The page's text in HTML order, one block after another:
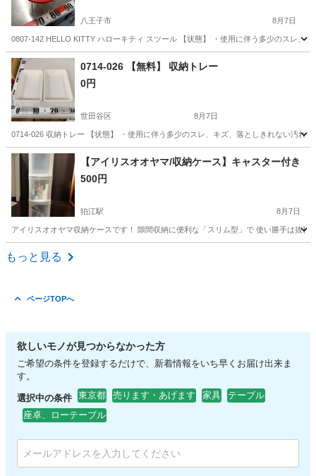
八王子市 8月7日
0807-142 HELLO KITTY ハローキティ スツール 【状態】 ・使用に伴う多少のスレ、
東京 八王子市 KITTY
0714-026 【無料】 収納トレー
0円
世田谷区 8月7日
0714-026 収納トレー 【状態】 ・使用に伴う多少のスレ、キズ、落としきれない汚
東京 世田谷区 収納家具 現地
【アイリスオオヤマ/収納ケース】キャスター付き
500円
狛江駅 8月7日
アイリスオオヤマ収納ケースです！ 隙間収納に便利な「スリム型」で 使い勝手は抜
東京 狛江市
もっと見る
ページTOPへ
欲しいモノが見つからなかった方
ご希望の条件を登録するだけで、新着情報をいち早くお届け出来ま
す。
選択中の条件 東京都 売ります・あげます 家具
テーブル
座卓、ローテーブル